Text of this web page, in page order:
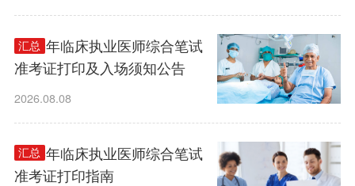
汇总
2026年临床执业医师综合笔试
准考证打印及入场须知公告
2026.08.08
汇总
2026年临床执业医师综合笔试
准考证打印指南